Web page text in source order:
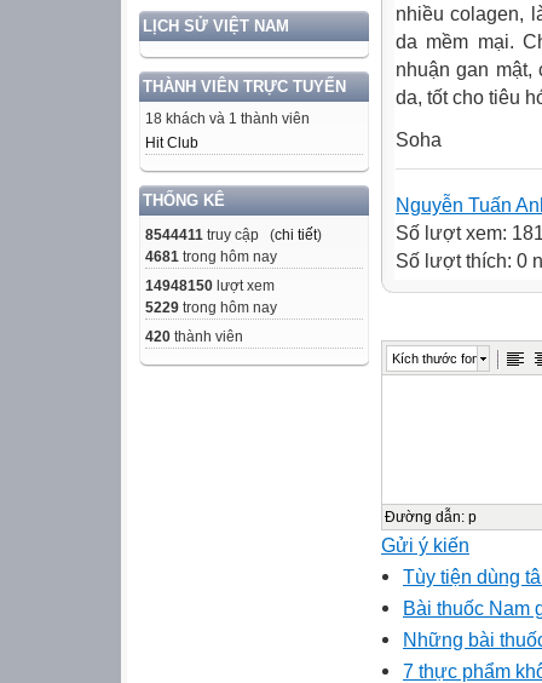
LỊCH SỬ VIỆT NAM
THÀNH VIÊN TRỰC TUYẾN
18 khách và 1 thành viên
Hit Club
THỐNG KÊ
8544411 truy cập (chi tiết)
4681 trong hôm nay
14948150 lượt xem
5229 trong hôm nay
420 thành viên
nhiều colagen,
da mềm mại.
nhuận gan
da, tốt cho tiêu
Soha
Nguyễn Tuấn
Số lượt xem:
Số lượt thích: 0
Kích thước font
Đường dẫn: p
Gửi ý kiến
Tùy tiện dùng
Bài thuốc Nam
Những bài
7 thực phẩm